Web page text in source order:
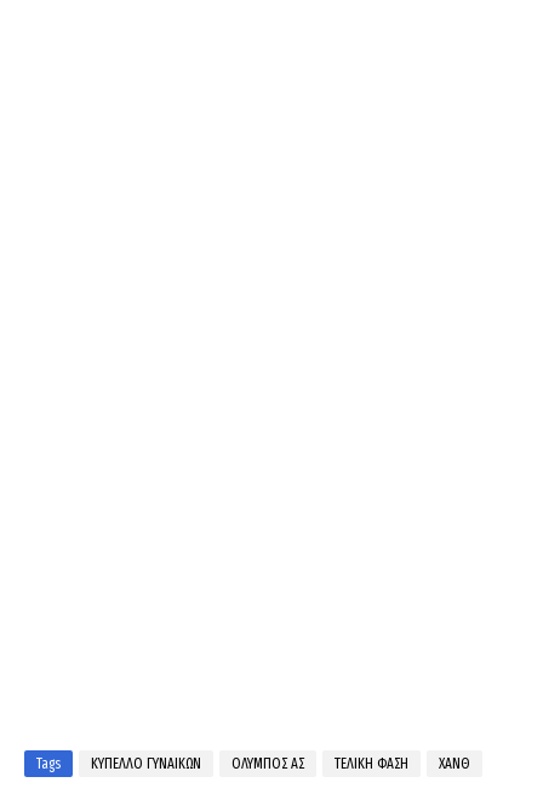
Tags ΚΥΠΕΛΛΟ ΓΥΝΑΙΚΩΝ ΟΛΥΜΠΟΣ ΑΣ ΤΕΛΙΚΗ ΦΑΣΗ ΧΑΝΘ